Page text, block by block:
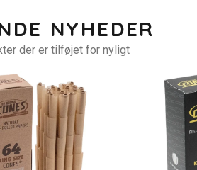
NYHEDER
der er tilføjet for nyligt